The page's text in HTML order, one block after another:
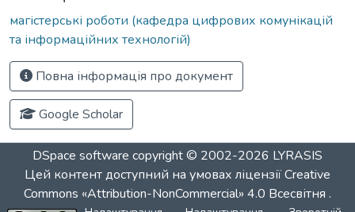
магістерські роботи (кафедра цифрових комунікацій
та інформаційних технологій)
Повна інформація про документ
Google Scholar
DSpace software copyright © 2002-2026 LYRASIS
Цей контент доступний на умовах ліцензіїCreative
Commons «Attribution-NonCommercial» 4.0 Всесвітня .